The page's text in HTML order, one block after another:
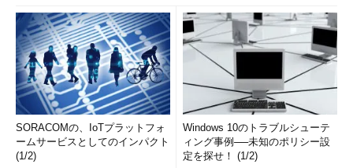
SORACOMの、IoTプラットフォ
ームサービスとしてのインパクト
(1/2)
Windows 10のトラブルシューテ
ィング事例──未知のポリシー設
定を探せ！ (1/2)